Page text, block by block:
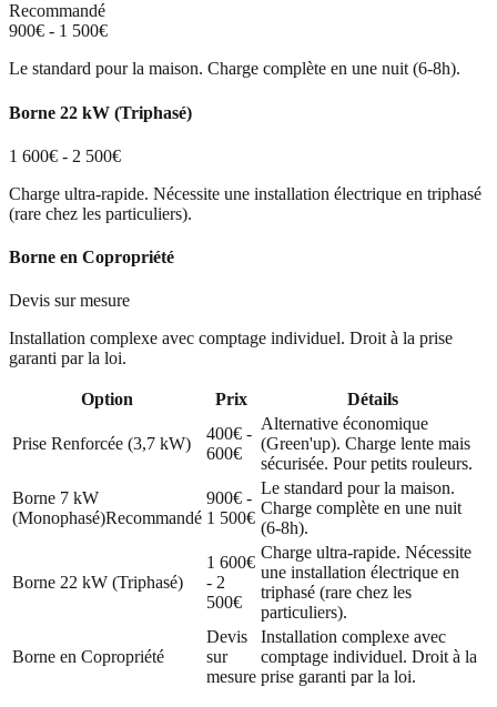
Recommandé
900€ - 1 500€
Le standard pour la maison. Charge complète en une nuit (6-8h).
Borne 22 kW (Triphasé)
1 600€ - 2 500€
Charge ultra-rapide. Nécessite une installation électrique en triphasé
(rare chez les particuliers).
Borne en Copropriété
Devis sur mesure
Installation complexe avec comptage individuel. Droit à la prise
garanti par la loi.
Option Prix Détails
Prise Renforcée (3,7 kW)
400€ -
600€
Alternative économique
(Green'up). Charge lente mais
sécurisée. Pour petits rouleurs.
Borne 7 kW
(Monophasé)Recommandé
900€ -
1 500€
Le standard pour la maison.
Charge complète en une nuit
(6-8h).
Borne 22 kW (Triphasé)
1 600€
- 2
500€
Charge ultra-rapide. Nécessite
une installation électrique en
triphasé (rare chez les
particuliers).
Borne en Copropriété
Devis
sur
mesure
Installation complexe avec
comptage individuel. Droit à la
prise garanti par la loi.